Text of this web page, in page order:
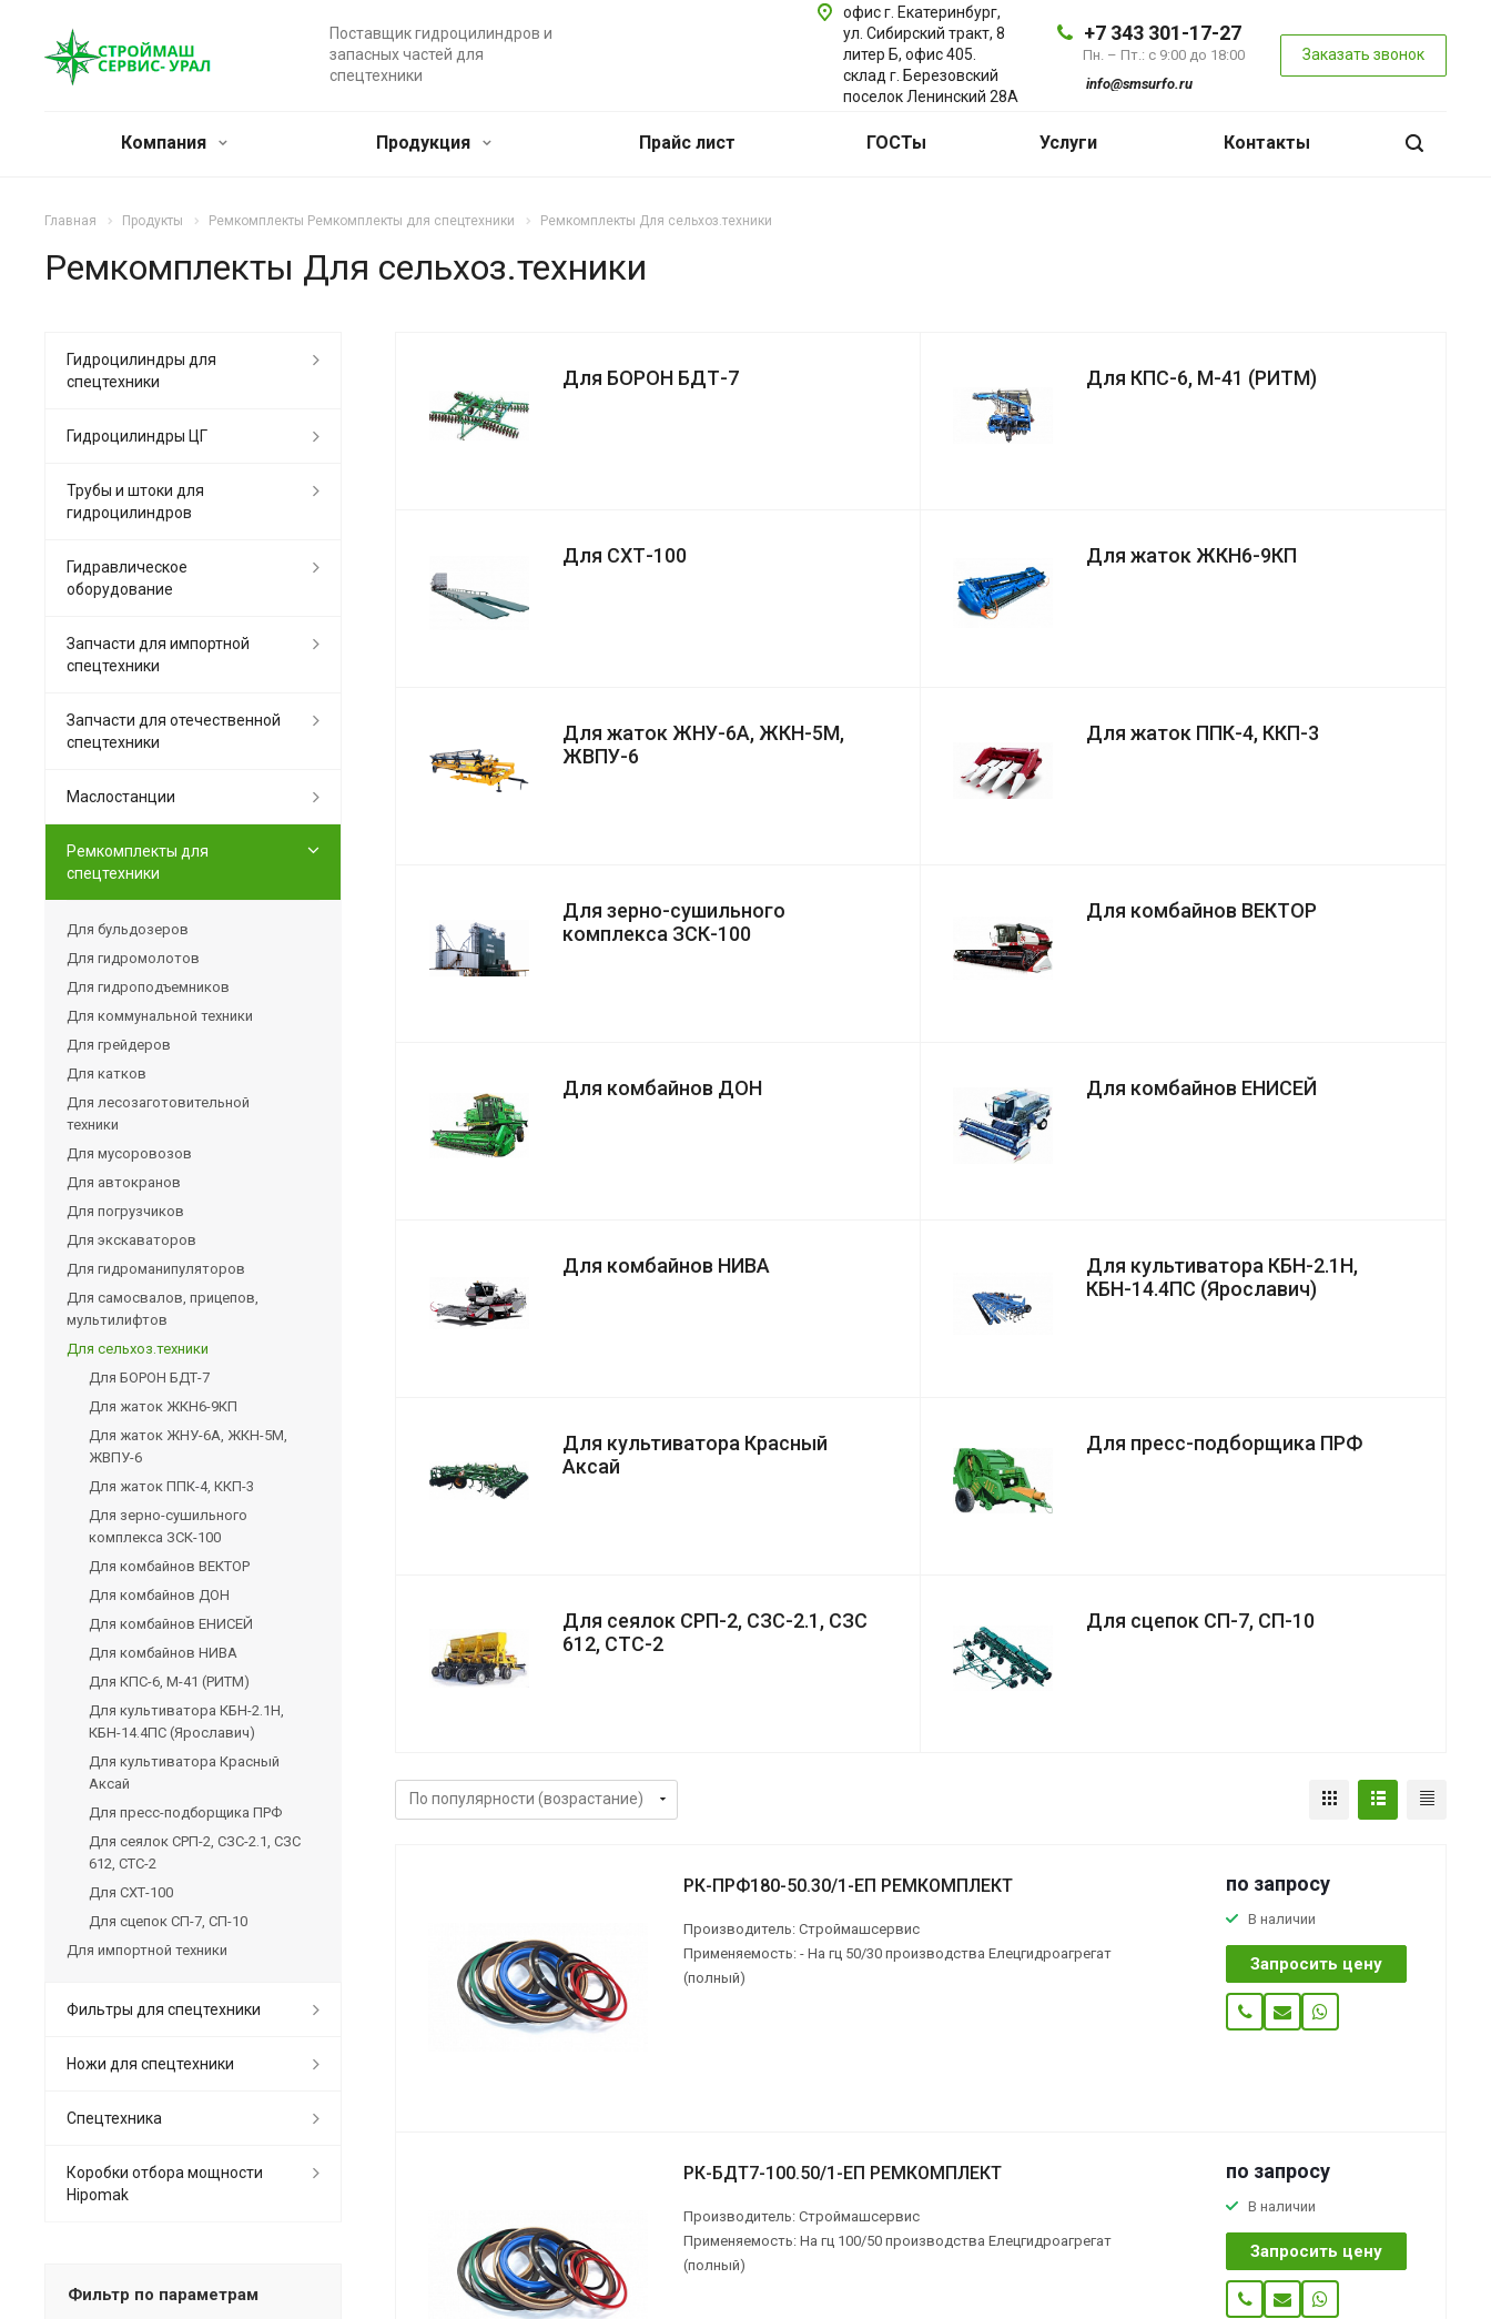
Поставщик гидроцилиндров и
запасных частей для
спецтехники
+7 343 301-17-27
Пн. – Пт.: с 9:00 до 18:00
info@smsurfo.ru
Заказать звонок
офис г. Екатеринбург,
ул. Сибирский тракт, 8
литер Б, офис 405.
склад г. Березовский
поселок Ленинский 28А
Компания Продукция Прайс лист ГОСТы Услуги Контакты
Главная Продукты Ремкомплекты Ремкомплекты для спецтехники Ремкомплекты Для сельхоз.техники
Ремкомплекты Для сельхоз.техники
Для БОРОН БДТ-7 Для КПС-6, М-41 (РИТМ)
Для СХТ-100 Для жаток ЖКН6-9КП
Для жаток ЖНУ-6А, ЖКН-5М,
ЖВПУ-6
Для жаток ППК-4, ККП-3
Для зерно-сушильного
комплекса ЗСК-100
Для комбайнов ВЕКТОР
Для комбайнов ДОН Для комбайнов ЕНИСЕЙ
Для комбайнов НИВА
Для культиватора КБН-2.1Н,
КБН-14.4ПС (Ярославич)
Для культиватора Красный
Аксай
Для пресс-подборщика ПРФ
Для сеялок СРП-2, СЗС-2.1, СЗС
612, СТС-2
Для сцепок СП-7, СП-10
РК-ПРФ180-50.30/1-ЕП РЕМКОМПЛЕКТ
Производитель: Строймашсервис
Применяемость: - На гц 50/30 производства Елецгидроагрегат
(полный)
по запросу
В наличии
Запросить цену
РК-БДТ7-100.50/1-ЕП РЕМКОМПЛЕКТ
Производитель: Строймашсервис
Применяемость: На гц 100/50 производства Елецгидроагрегат
(полный)
по запросу
В наличии
Запросить цену
Гидроцилиндры для
спецтехники
Гидроцилиндры ЦГ
Трубы и штоки для
гидроцилиндров
Гидравлическое
оборудование
Запчасти для импортной
спецтехники
Запчасти для отечественной
спецтехники
Маслостанции
Ремкомплекты для
спецтехники
Для бульдозеров
Для гидромолотов
Для гидроподъемников
Для коммунальной техники
Для грейдеров
Для катков
Для лесозаготовительной
техники
Для мусоровозов
Для автокранов
Для погрузчиков
Для экскаваторов
Для гидроманипуляторов
Для самосвалов, прицепов,
мультилифтов
Для сельхоз.техники
Для БОРОН БДТ-7
Для жаток ЖКН6-9КП
Для жаток ЖНУ-6А, ЖКН-5М,
ЖВПУ-6
Для жаток ППК-4, ККП-3
Для зерно-сушильного
комплекса ЗСК-100
Для комбайнов ВЕКТОР
Для комбайнов ДОН
Для комбайнов ЕНИСЕЙ
Для комбайнов НИВА
Для КПС-6, М-41 (РИТМ)
Для культиватора КБН-2.1Н,
КБН-14.4ПС (Ярославич)
Для культиватора Красный
Аксай
Для пресс-подборщика ПРФ
Для сеялок СРП-2, СЗС-2.1, СЗС
612, СТС-2
Для СХТ-100
Для сцепок СП-7, СП-10
Для импортной техники
Фильтры для спецтехники
Ножи для спецтехники
Спецтехника
Коробки отбора мощности
Hipomak
Фильтр по параметрам